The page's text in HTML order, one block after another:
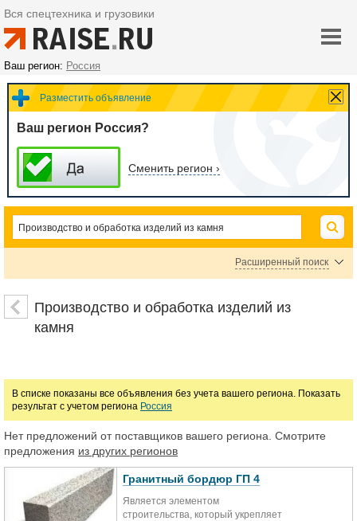
Вся спецтехника и грузовики
Ваш регион: Россия
Разместить объявление
Ваш регион Россия?
Сменить регион ›
Расширенный поиск
ЦенаПроизводство и обработка изделий из
камня
В списке показаны все объявления без учета вашего региона. Показать
результат с учетом региона Россия
Нет предложений от поставщиков вашего региона. Смотрите
предложения из других регионов
Гранитный бордюр ГП 4
Является элементом
строительства, который укрепляет